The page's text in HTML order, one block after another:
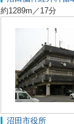
約1289m／17分
沼田市役所